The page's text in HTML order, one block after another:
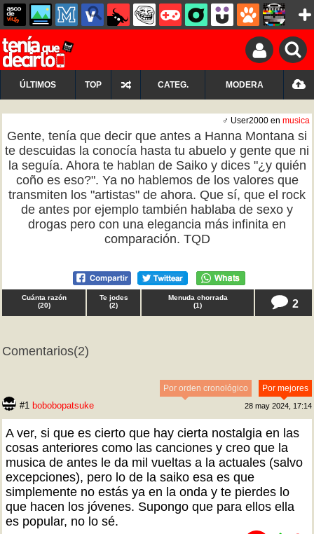
ÚLTIMOS TOP CATEG. MODERA
♂ User2000 en musica
Gente, tenía que decir que antes a Hanna Montana si
te descuidas la conocía hasta tu abuelo y gente que ni
la seguía. Ahora te hablan de Saiko y dices "¿y quién
coño es eso?". Ya no hablemos de los valores que
transmiten los "artistas" de ahora. Que sí, que el rock
de antes por ejemplo también hablaba de sexo y
drogas pero con una elegancia más infinita en
comparación. TQD
Cuánta razón
(20)
Te jodes
(2)
Menuda chorrada
(1) 2
Comentarios(2)
Por mejores
Por orden cronológico
#1 bobobopatsuke 28 may 2024, 17:14
A ver, si que es cierto que hay cierta nostalgia en las
cosas anteriores como las canciones y creo que la
musica de antes le da mil vueltas a la actuales (salvo
excepciones), pero lo de la saiko esa es que
simplemente no estás ya en la onda y te pierdes lo
que hacen los jóvenes. Supongo que para ellos ella
es popular, no lo sé.